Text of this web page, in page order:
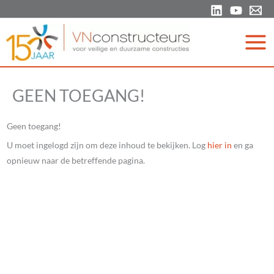
de
inhoud
GEEN TOEGANG!
Geen toegang!
U moet ingelogd zijn om deze inhoud te bekijken. Log hier in en ga
opnieuw naar de betreffende pagina.